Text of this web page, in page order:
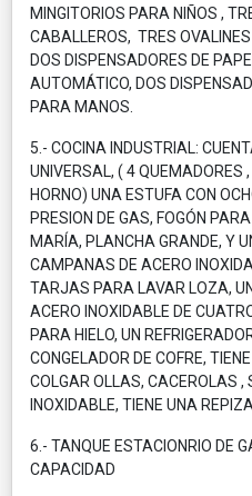
MINGITORIOS PARA NIÑOS ,
CABALLEROS, TRES
DOS DISPENSADORES DE
AUTOMÁTICO, DOS
PARA MANOS.
5.- COCINA INDUSTRIAL:
UNIVERSAL, ( 4 QUEMADORES
HORNO) UNA ESTUFA CON
PRESION DE GAS, FOGÓN
MARÍA, PLANCHA GRANDE, Y
CAMPANAS DE ACERO
TARJAS PARA LAVAR LOZA,
ACERO INOXIDABLE DE
PARA HIELO, UN
CONGELADOR DE COFRE,
COLGAR OLLAS, CACEROLAS ,
INOXIDABLE, TIENE UNA
6.- TANQUE ESTACIONRIO DE
CAPACIDAD